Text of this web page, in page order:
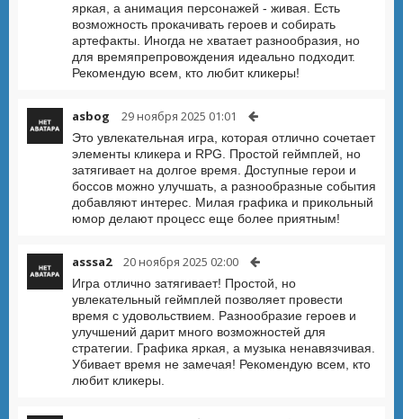
яркая, а анимация персонажей - живая. Есть
возможность прокачивать героев и собирать
артефакты. Иногда не хватает разнообразия, но
для времяпрепровождения идеально подходит.
Рекомендую всем, кто любит кликеры!
asbog 29 ноября 2025 01:01
Это увлекательная игра, которая отлично сочетает
элементы кликера и RPG. Простой геймплей, но
затягивает на долгое время. Доступные герои и
боссов можно улучшать, а разнообразные события
добавляют интерес. Милая графика и прикольный
юмор делают процесс еще более приятным!
asssa2 20 ноября 2025 02:00
Игра отлично затягивает! Простой, но
увлекательный геймплей позволяет провести
время с удовольствием. Разнообразие героев и
улучшений дарит много возможностей для
стратегии. Графика яркая, а музыка ненавязчивая.
Убивает время не замечая! Рекомендую всем, кто
любит кликеры.